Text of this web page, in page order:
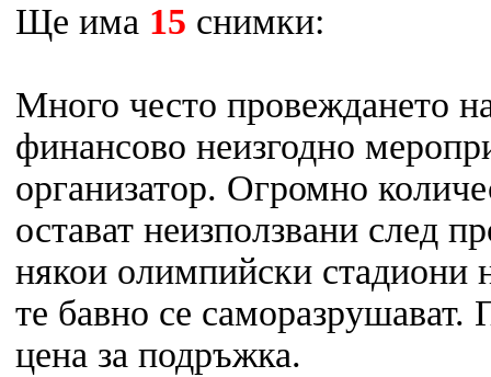
Ще има 15 снимки:
Много често провеждането
финансово неизгодно
организатор. Огромно
остават неизползвани след
някои олимпийски стадиони
те бавно се саморазрушават.
цена за подръжка.